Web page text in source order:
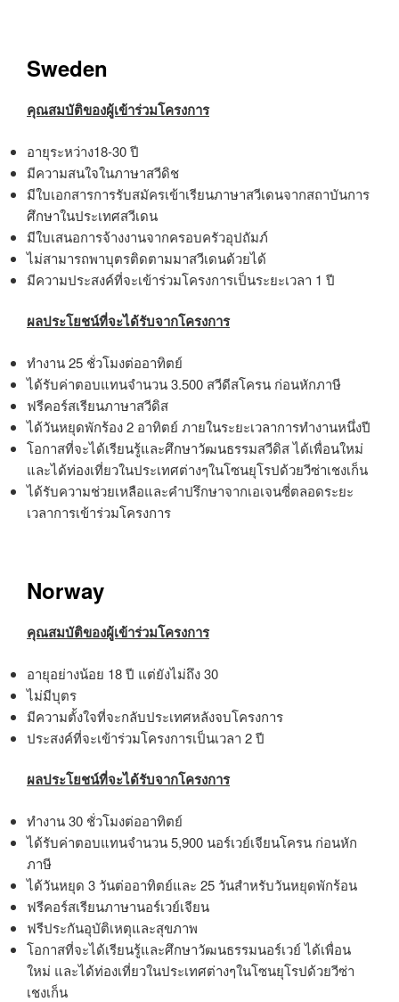
Sweden
คุณสมบัติของผู้เข้าร่วมโครงการ
อายุระหว่าง18-30 ปี
มีความสนใจในภาษาสวีดิช
มีใบเอกสารการรับสมัครเข้าเรียนภาษาสวีเดนจากสถาบันการ
ศึกษาในประเทศสวีเดน
มีใบเสนอการจ้างงานจากครอบครัวอุปถัมภ์
ไม่สามารถพาบุตรติดตามมาสวีเดนด้วยได้
มีความประสงค์ที่จะเข้าร่วมโครงการเป็นระยะเวลา 1 ปี
ผลประโยชน์ที่จะได้รับจากโครงการ
ทำงาน 25 ชั่วโมงต่ออาทิตย์
ได้รับค่าตอบแทนจำนวน 3.500 สวีดีสโครน ก่อนหักภาษี
ฟรีคอร์สเรียนภาษาสวีดิส
ได้วันหยุดพักร้อง 2 อาทิตย์ ภายในระยะเวลาการทำงานหนึ่งปี
โอกาสที่จะได้เรียนรู้และศึกษาวัฒนธรรมสวีดิส ได้เพื่อนใหม่
และได้ท่องเที่ยวในประเทศต่างๆในโซนยุโรปด้วยวีซ่าเชงเก็น
ได้รับความช่วยเหลือและคำปรึกษาจากเอเจนซี่ตลอดระยะ
เวลาการเข้าร่วมโครงการ
Norway
คุณสมบัติของผู้เข้าร่วมโครงการ
อายุอย่างน้อย 18 ปี แต่ยังไม่ถึง 30
ไม่มีบุตร
มีความตั้งใจที่จะกลับประเทศหลังจบโครงการ
ประสงค์ที่จะเข้าร่วมโครงการเป็นเวลา 2 ปี
ผลประโยชน์ที่จะได้รับจากโครงการ
ทำงาน 30 ชั่วโมงต่ออาทิตย์
ได้รับค่าตอบแทนจำนวน 5,900 นอร์เวย์เจียนโครน ก่อนหัก
ภาษี
ได้วันหยุด 3 วันต่ออาทิตย์และ 25 วันสำหรับวันหยุดพักร้อน
ฟรีคอร์สเรียนภาษานอร์เวย์เจียน
ฟรีประกันอุบัติเหตุและสุขภาพ
โอกาสที่จะได้เรียนรู้และศึกษาวัฒนธรรมนอร์เวย์ ได้เพื่อน
ใหม่ และได้ท่องเที่ยวในประเทศต่างๆในโซนยุโรปด้วยวีซ่า
เชงเก็น